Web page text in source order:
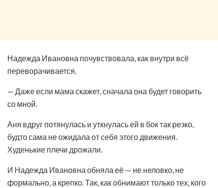
Надежда Ивановна почувствовала, как внутри всё
переворачивается.
— Даже если мама скажет, сначала она будет говорить
со мной.
Аня вдруг потянулась и уткнулась ей в бок так резко,
будто сама не ожидала от себя этого движения.
Худенькие плечи дрожали.
И Надежда Ивановна обняла её — не неловко, не
формально, а крепко. Так, как обнимают только тех, кого